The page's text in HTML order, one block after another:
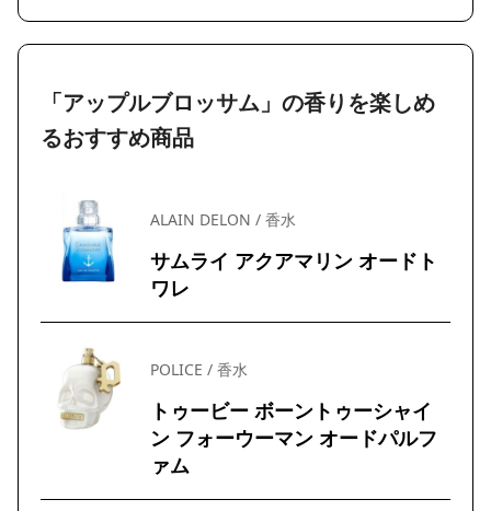
「アップルブロッサム」の香りを楽しめ
るおすすめ商品
ALAIN DELON / 香水
サムライ アクアマリン オードト
ワレ
POLICE / 香水
トゥービー ボーントゥーシャイ
ン フォーウーマン オードパルフ
ァム